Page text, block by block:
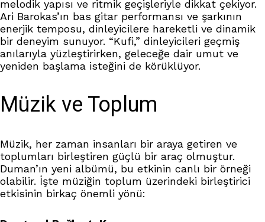
melodik yapısı ve ritmik geçişleriyle dikkat çekiyor.
Ari Barokas’ın bas gitar performansı ve şarkının
enerjik temposu, dinleyicilere hareketli ve dinamik
bir deneyim sunuyor. “Kufi,” dinleyicileri geçmiş
anılarıyla yüzleştirirken, geleceğe dair umut ve
yeniden başlama isteğini de körüklüyor.
Müzik ve Toplum
Müzik, her zaman insanları bir araya getiren ve
toplumları birleştiren güçlü bir araç olmuştur.
Duman’ın yeni albümü, bu etkinin canlı bir örneği
olabilir. İşte müziğin toplum üzerindeki birleştirici
etkisinin birkaç önemli yönü: